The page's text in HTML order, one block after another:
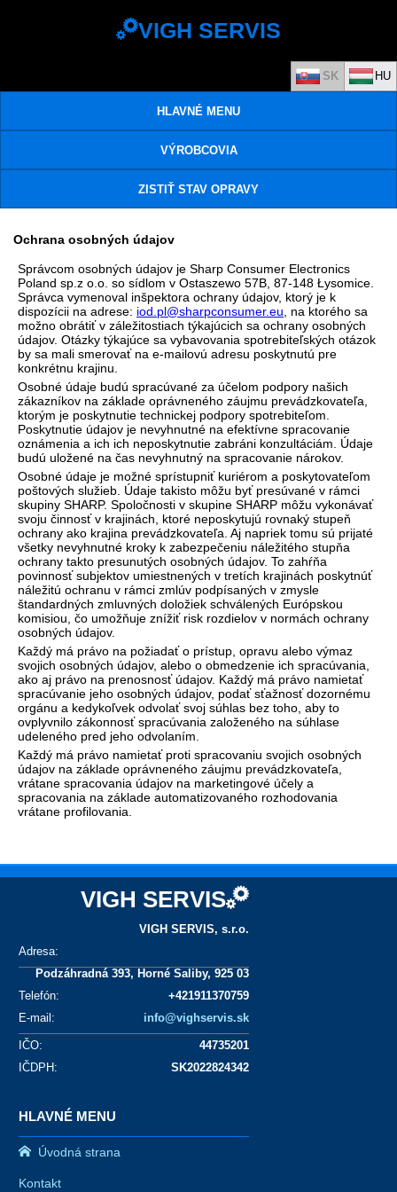
VIGH SERVIS
HLAVNÉ MENU
VÝROBCOVIA
ZISTIŤ STAV OPRAVY
Ochrana osobných údajov
Správcom osobných údajov je Sharp Consumer Electronics
Poland sp.z o.o. so sídlom v Ostaszewo 57B, 87-148 Łysomice.
Správca vymenoval inšpektora ochrany údajov, ktorý je k
dispozícii na adrese: iod.pl@sharpconsumer.eu , na ktorého sa
možno obrátiť v záležitostiach týkajúcich sa ochrany osobných
údajov. Otázky týkajúce sa vybavovania spotrebiteľských otázok
by sa mali smerovať na e-mailovú adresu poskytnutú pre
konkrétnu krajinu.
Osobné údaje budú spracúvané za účelom podpory našich
zákazníkov na základe oprávneného záujmu prevádzkovateľa,
ktorým je poskytnutie technickej podpory spotrebiteľom.
Poskytnutie údajov je nevyhnutné na efektívne spracovanie
oznámenia a ich ich neposkytnutie zabráni konzultáciám. Údaje
budú uložené na čas nevyhnutný na spracovanie nárokov.
Osobné údaje je možné sprístupniť kuriérom a poskytovateľom
poštových služieb. Údaje takisto môžu byť presúvané v rámci
skupiny SHARP. Spoločnosti v skupine SHARP môžu vykonávať
svoju činnosť v krajinách, ktoré neposkytujú rovnaký stupeň
ochrany ako krajina prevádzkovateľa. Aj napriek tomu sú prijaté
všetky nevyhnutné kroky k zabezpečeniu náležitého stupňa
ochrany takto presunutých osobných údajov. To zahŕňa
povinnosť subjektov umiestnených v tretích krajinách poskytnúť
náležitú ochranu v rámci zmlúv podpísaných v zmysle
štandardných zmluvných doložiek schválených Európskou
komisiou, čo umožňuje znížiť risk rozdielov v normách ochrany
osobných údajov.
Každý má právo na požiadať o prístup, opravu alebo výmaz
svojich osobných údajov, alebo o obmedzenie ich spracúvania,
ako aj právo na prenosnosť údajov. Každý má právo namietať
spracúvanie jeho osobných údajov, podať sťažnosť dozornému
orgánu a kedykoľvek odvolať svoj súhlas bez toho, aby to
ovplyvnilo zákonnosť spracúvania založeného na súhlase
udeleného pred jeho odvolaním.
Každý má právo namietať proti spracovaniu svojich osobných
údajov na základe oprávneného záujmu prevádzkovateľa,
vrátane spracovania údajov na marketingové účely a
spracovania na základe automatizovaného rozhodovania
vrátane profilovania.
VIGH SERVIS
VIGH SERVIS, s.r.o.
Adresa:
Podzáhradná 393, Horné Saliby, 925 03
Telefón:
+421911370759
E-mail : info@vighservis.sk
IČO:
44735201
IČDPH: SK2022824342
HLAVNÉ MENU
Úvodná strana
Kontakt